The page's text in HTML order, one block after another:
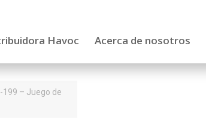
Acerca de nosotros
199 – Juego de